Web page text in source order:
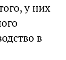
у них
в